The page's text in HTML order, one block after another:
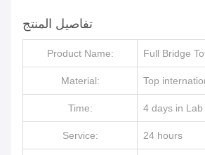
تفاصيل المنتج
Product Name: Full Bridge
Material: Top
Time: 4 days in Lab
Service: 24 hours